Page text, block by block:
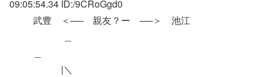
09:05:54.34 ID:/9CRoGgd0
武豊 ＜── 親友？ー ──＞ 池江
|＼